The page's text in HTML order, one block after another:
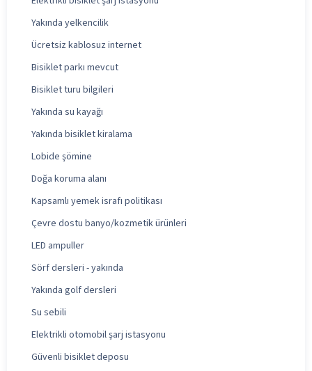
Yakında yelkencilik
Ücretsiz kablosuz internet
Bisiklet parkı mevcut
Bisiklet turu bilgileri
Yakında su kayağı
Yakında bisiklet kiralama
Lobide şömine
Doğa koruma alanı
Kapsamlı yemek israfı politikası
Çevre dostu banyo/kozmetik ürünleri
LED ampuller
Sörf dersleri - yakında
Yakında golf dersleri
Su sebili
Elektrikli otomobil şarj istasyonu
Güvenli bisiklet deposu